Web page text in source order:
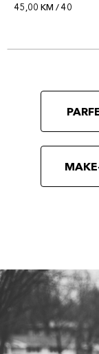
45,00 KM / 40